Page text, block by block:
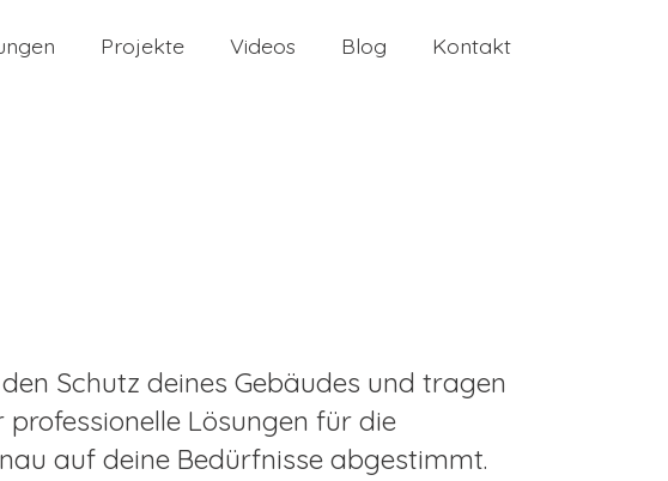
Projekte Videos Blog Kontakt
Schutz deines Gebäudes und tragen
Lösungen für die
auf deine Bedürfnisse abgestimmt.